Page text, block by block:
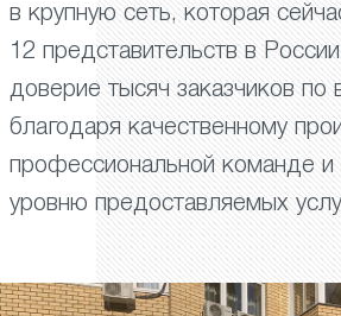
в крупную сеть, которая
12 представительств в
доверие тысяч заказчиков по
благодаря качественному
профессиональной команде и
уровню предоставляемых